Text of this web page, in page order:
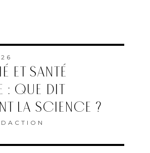
ET SANTÉ
: QUE DIT
LA SCIENCE ?